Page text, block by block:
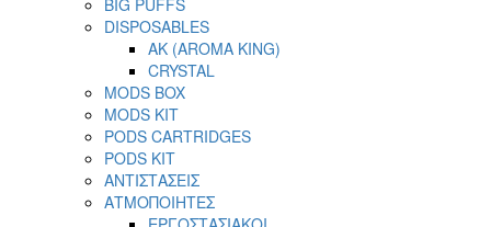
DISPOSABLES
AK (AROMA KING)
CRYSTAL
MODS BOX
MODS KIT
PODS CARTRIDGES
PODS KIT
ΑΝΤΙΣΤΑΣΕΙΣ
ΑΤΜΟΠΟΙΗΤΕΣ